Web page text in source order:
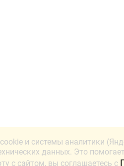
и системы аналитики
данных. Это
с сайтом, вы соглашаетесь с